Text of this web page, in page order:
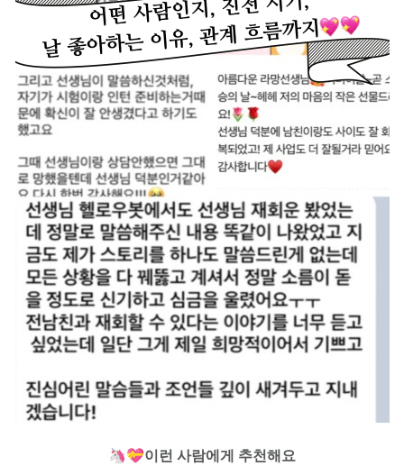
🦄💝이런 사람에게 추천해요